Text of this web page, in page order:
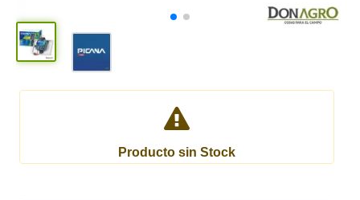
Producto sin Stock